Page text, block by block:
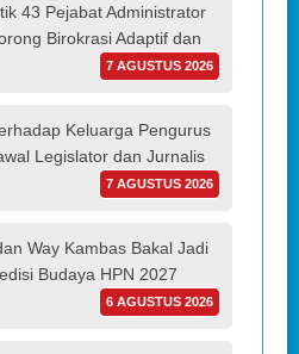
43 Pejabat Administrator
Birokrasi Adaptif dan
7 AGUSTUS 2026
Keluarga Pengurus
Legislator dan Jurnalis
7 AGUSTUS 2026
Way Kambas Bakal Jadi
Budaya HPN 2027
6 AGUSTUS 2026